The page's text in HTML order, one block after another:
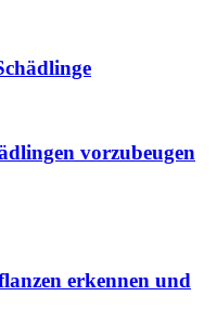
vorzubeugen
erkennen und